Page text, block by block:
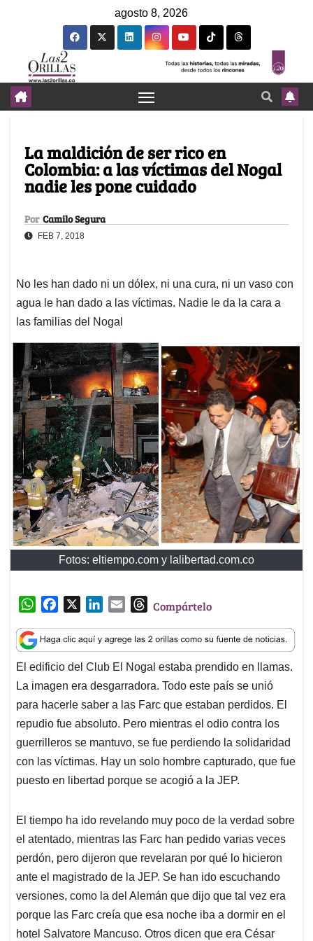
agosto 8, 2026
La maldición de ser rico en
Colombia: a las víctimas del Nogal
nadie les pone cuidado
Por Camilo Segura
FEB 7, 2018
No les han dado ni un dólex, ni una cura, ni un vaso con
agua le han dado a las víctimas. Nadie le da la cara a
las familias del Nogal
Fotos: eltiempo.com y lalibertad.com.co
W
a
t
s
A
p
p
c
e
b
o
o
k
n
k
e
d
I
n
a
i
l
T
r
e
a
d
s
Compártelo
El edificio del Club El Nogal estaba prendido en llamas.
La imagen era desgarradora. Todo este país se unió
para hacerle saber a las Farc que estaban perdidos. El
repudio fue absoluto. Pero mientras el odio contra los
guerrilleros se mantuvo, se fue perdiendo la solidaridad
con las víctimas. Hay un solo hombre capturado, que fue
puesto en libertad porque se acogió a la JEP.
El tiempo ha ido revelando muy poco de la verdad sobre
el atentado, mientras las Farc han pedido varias veces
perdón, pero dijeron que revelaran por qué lo hicieron
ante el magistrado de la JEP. Se han ido escuchando
versiones, como la del Alemán que dijo que tal vez era
porque las Farc creía que esa noche iba a dormir en el
hotel Salvatore Mancuso. Otros dicen que era César